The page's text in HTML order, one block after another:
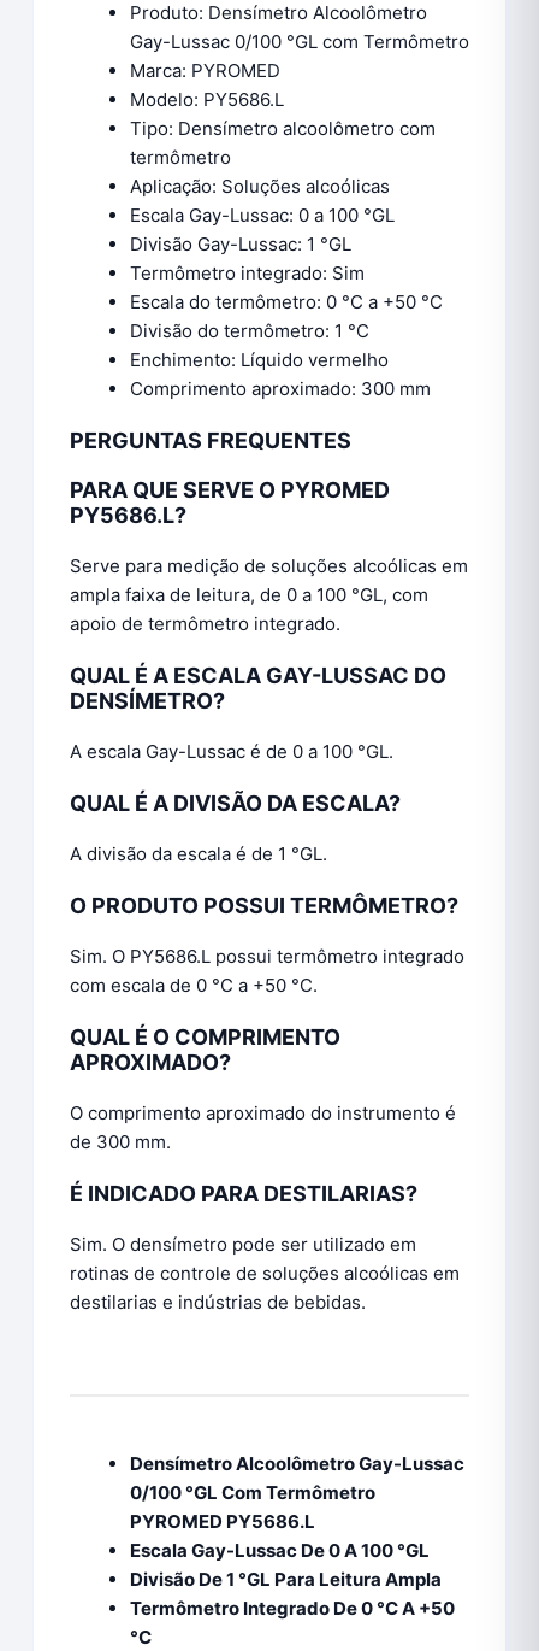
Produto: Densímetro Alcoolômetro
Gay-Lussac 0/100 °GL com Termômetro
Marca: PYROMED
Modelo: PY5686.L
Tipo: Densímetro alcoolômetro com
termômetro
Aplicação: Soluções alcoólicas
Escala Gay-Lussac: 0 a 100 °GL
Divisão Gay-Lussac: 1 °GL
Termômetro integrado: Sim
Escala do termômetro: 0 °C a +50 °C
Divisão do termômetro: 1 °C
Enchimento: Líquido vermelho
Comprimento aproximado: 300 mm
PERGUNTAS FREQUENTES
PARA QUE SERVE O PYROMED
PY5686.L?
Serve para medição de soluções alcoólicas em
ampla faixa de leitura, de 0 a 100 °GL, com
apoio de termômetro integrado.
QUAL É A ESCALA GAY-LUSSAC DO
DENSÍMETRO?
A escala Gay-Lussac é de 0 a 100 °GL.
QUAL É A DIVISÃO DA ESCALA?
A divisão da escala é de 1 °GL.
O PRODUTO POSSUI TERMÔMETRO?
Sim. O PY5686.L possui termômetro integrado
com escala de 0 °C a +50 °C.
QUAL É O COMPRIMENTO
APROXIMADO?
O comprimento aproximado do instrumento é
de 300 mm.
É INDICADO PARA DESTILARIAS?
Sim. O densímetro pode ser utilizado em
rotinas de controle de soluções alcoólicas em
destilarias e indústrias de bebidas.
Densímetro Alcoolômetro Gay-Lussac
0/100 °GL Com Termômetro
PYROMED PY5686.L
Escala Gay-Lussac De 0 A 100 °GL
Divisão De 1 °GL Para Leitura Ampla
Termômetro Integrado De 0 °C A +50
°C